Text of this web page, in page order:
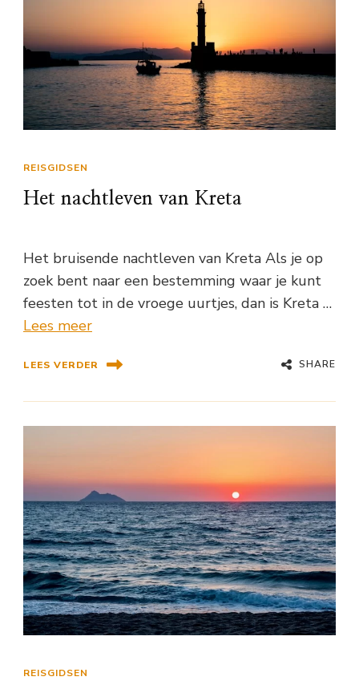
REISGIDSEN
Het nachtleven van Kreta
Het bruisende nachtleven van Kreta Als je op
zoek bent naar een bestemming waar je kunt
feesten tot in de vroege uurtjes, dan is Kreta …
Lees meer
LEES VERDER SHARE
REISGIDSEN